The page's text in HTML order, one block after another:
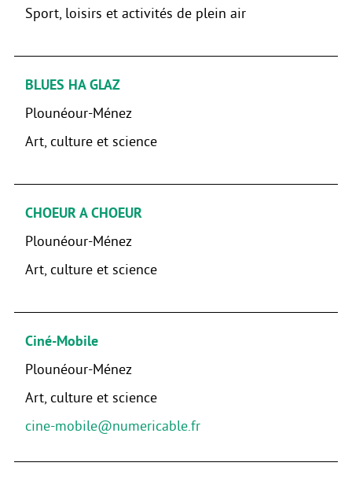
Sport, loisirs et activités de plein air
BLUES HA GLAZ
Plounéour-Ménez
Art, culture et science
CHOEUR A CHOEUR
Plounéour-Ménez
Art, culture et science
Ciné-Mobile
Plounéour-Ménez
Art, culture et science
cine-mobile@numericable.fr